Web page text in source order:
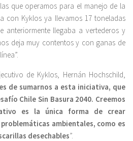
que operamos para el manejo de la
con Kyklos ya llevamos 17 toneladas
anteriormente llegaba a vertederos y
deja muy contentos y con ganas de
de Kyklos, Hernán Hochschild,
de sumarnos a esta iniciativa, que
Chile Sin Basura 2040. Creemos
es la única forma de crear
ambientales, como es
desechables”.